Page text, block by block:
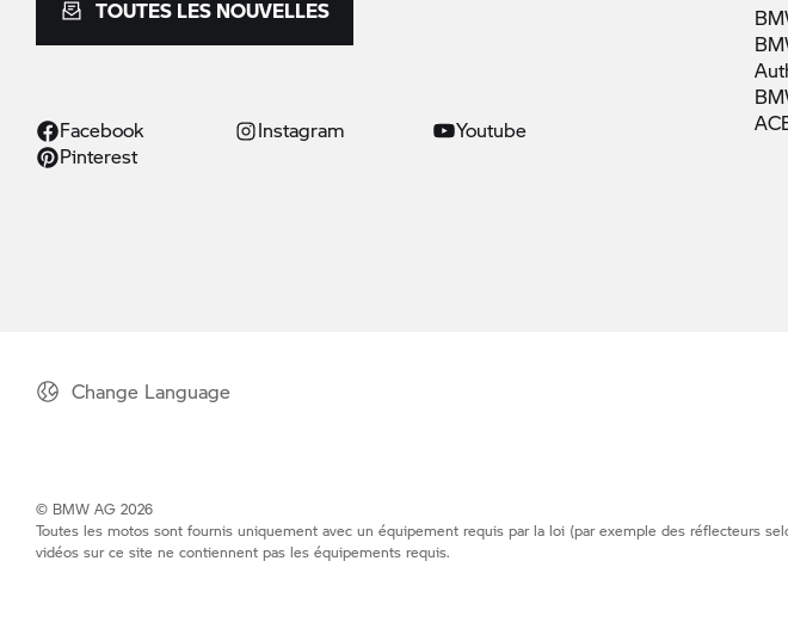
TOUTES LES NOUVELLES
Facebook Instagram
Youtube
Pinterest
Change Language
© BMW AG 2026
Toutes les motos sont fournis uniquement avec un équipement requis par la loi (par exemple des réflecteurs
vidéos sur ce site ne contiennent pas les équipements requis.